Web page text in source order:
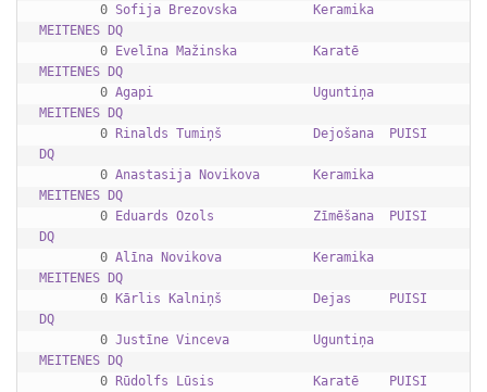
        0
Sofija Brezovska          Keramika
MEITENES DQ
        0
Evelīna Mažinska          Karatē
MEITENES DQ
        0
Agapi                     Uguntiņa
MEITENES DQ
        0
Rinalds Tumiņš            Dejošana  PUISI
DQ
        0
Anastasija Novikova       Keramika
MEITENES DQ
        0
Eduards Ozols             Zīmēšana  PUISI
DQ
        0
Alīna Novikova            Keramika
MEITENES DQ
        0
Kārlis Kalniņš            Dejas     PUISI
DQ
        0
Justīne Vinceva           Uguntiņa
MEITENES DQ
        0
Rūdolfs Lūsis             Karatē    PUISI